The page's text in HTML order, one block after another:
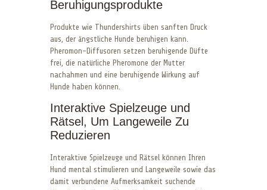
Beruhigungsprodukte
Produkte wie Thundershirts üben sanften Druck
aus, der ängstliche Hunde beruhigen kann.
Pheromon-Diffusoren setzen beruhigende Düfte
frei, die natürliche Pheromone der Mutter
nachahmen und eine beruhigende Wirkung auf
Hunde haben können.
Interaktive Spielzeuge und
Rätsel, Um Langeweile Zu
Reduzieren
Interaktive Spielzeuge und Rätsel können Ihren
Hund mental stimulieren und Langeweile sowie das
damit verbundene Aufmerksamkeit suchende